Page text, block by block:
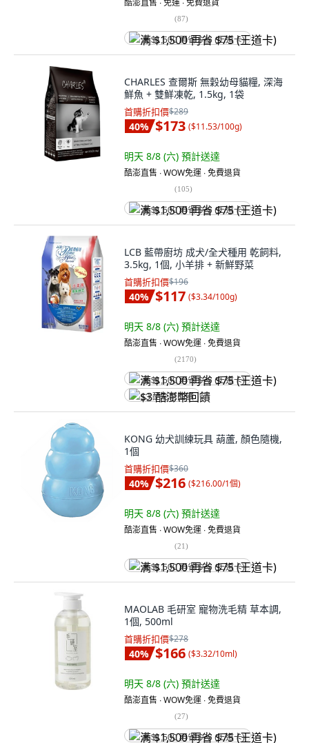
酷澎直售 ∙ 免運 ∙ 免費退貨
(87)
满 $1,500 再省 $75 (王道卡)
CHARLES 查爾斯 無穀幼母貓糧, 深海
鮮魚 + 雙鮮凍乾, 1.5kg, 1袋
首購折扣價$289
40% $173 ($11.53/100g)
明天 8/8 (六) 預計送達
酷澎直售 ∙ WOW免運 ∙ 免費退貨
(105)
满 $1,500 再省 $75 (王道卡)
LCB 藍帶廚坊 成犬/全犬種用 乾飼料,
3.5kg, 1個, 小羊排 + 新鮮野菜
首購折扣價$196
40% $117 ($3.34/100g)
明天 8/8 (六) 預計送達
酷澎直售 ∙ WOW免運 ∙ 免費退貨
(2170)
满 $1,500 再省 $75 (王道卡)
$3 酷澎幣回饋
KONG 幼犬訓練玩具 葫蘆, 顏色隨機,
1個
首購折扣價$360
40% $216 ($216.00/1個)
明天 8/8 (六) 預計送達
酷澎直售 ∙ WOW免運 ∙ 免費退貨
(21)
满 $1,500 再省 $75 (王道卡)
MAOLAB 毛研室 寵物洗毛精 草本調,
1個, 500ml
首購折扣價$278
40% $166 ($3.32/10ml)
明天 8/8 (六) 預計送達
酷澎直售 ∙ WOW免運 ∙ 免費退貨
(27)
满 $1,500 再省 $75 (王道卡)